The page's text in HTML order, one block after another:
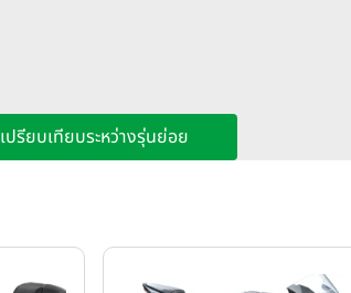
เปรียบเทียบระหว่างรุ่นย่อย